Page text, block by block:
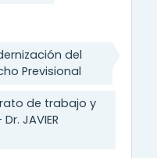
del
Previsional
de trabajo y
JAVIER